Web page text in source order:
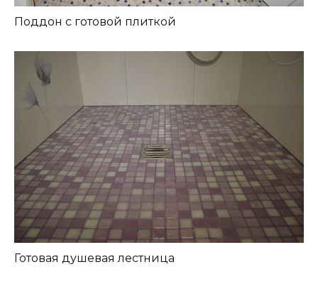
Поддон с готовой плиткой
Готовая душевая лестница